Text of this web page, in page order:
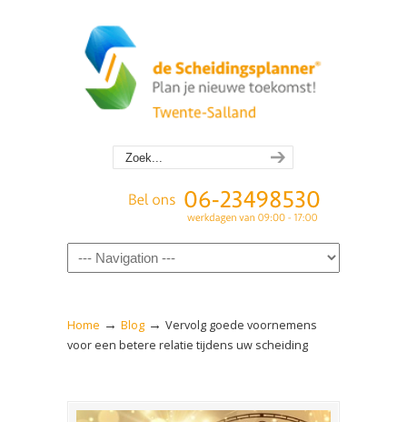
Navigation
Home → Blog → Vervolg goede voornemens
voor een betere relatie tijdens uw scheiding